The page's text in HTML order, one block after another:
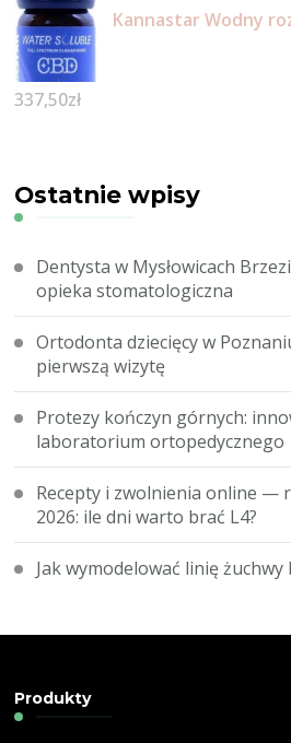
Kannastar Wodny
337,50zł
Ostatnie wpisy
Dentysta w Mysłowicach
opieka stomatologiczna
Ortodonta dziecięcy w
pierwszą wizytę
Protezy kończyn górnych:
laboratorium ortopedycznego
Recepty i zwolnienia online —
2026: ile dni warto brać L4?
Jak wymodelować linię żuchwy
Produkty